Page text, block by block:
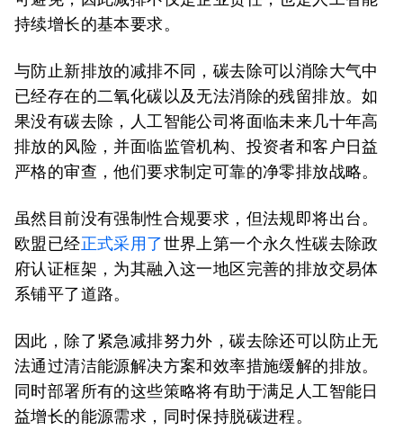
持续增长的基本要求。
与防止新排放的减排不同，碳去除可以消除大气中
已经存在的二氧化碳以及无法消除的残留排放。如
果没有碳去除，人工智能公司将面临未来几十年高
排放的风险，并面临监管机构、投资者和客户日益
严格的审查，他们要求制定可靠的净零排放战略。
虽然目前没有强制性合规要求，但法规即将出台。
欧盟已经正式采用了世界上第一个永久性碳去除政
府认证框架，为其融入这一地区完善的排放交易体
系铺平了道路。
因此，除了紧急减排努力外，碳去除还可以防止无
法通过清洁能源解决方案和效率措施缓解的排放。
同时部署所有的这些策略将有助于满足人工智能日
益增长的能源需求，同时保持脱碳进程。